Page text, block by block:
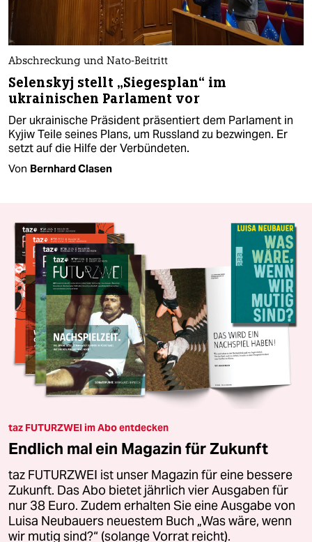
Abschreckung und Nato-Beitritt
Selenskyj stellt „Siegesplan“ im
ukrainischen Parlament vor
Der ukrainische Präsident präsentiert dem Parlament in
Kyjiw Teile seines Plans, um Russland zu bezwingen. Er
setzt auf die Hilfe der Verbündeten.
Von Bernhard Clasen
taz FUTURZWEI im Abo entdecken
Endlich mal ein Magazin für Zukunft
taz FUTURZWEI ist unser Magazin für eine bessere
Zukunft. Das Abo bietet jährlich vier Ausgaben für
nur 38 Euro. Zudem erhalten Sie eine Ausgabe von
Luisa Neubauers neuestem Buch „Was wäre, wenn
wir mutig sind?“ (solange Vorrat reicht).